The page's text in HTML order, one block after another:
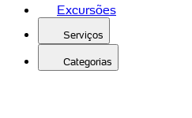
Excursões
Serviços
Categorias